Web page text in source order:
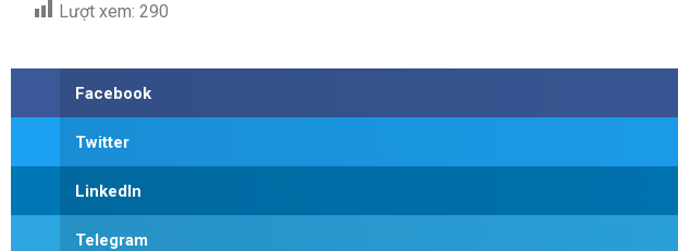
Lượt xem: 290
Facebook
Twitter
LinkedIn
Telegram